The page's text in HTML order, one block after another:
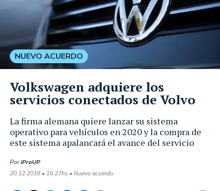
La firma alemana quiere lanzar su sistema
operativo para vehículos en 2020 y la compra de
este sistema apalancará el avance del servicio
PoriProUP
20.12.2018 • 16:27hs • Nuevo acuerdo
NUEVO ACUERDO
Volkswagen adquiere los
servicios conectados de Volvo